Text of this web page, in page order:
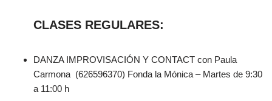
CLASES REGULARES:
DANZA IMPROVISACIÓN Y CONTACT con Paula
Carmona (626596370) Fonda la Mónica – Martes de 9:30
a 11:00 h